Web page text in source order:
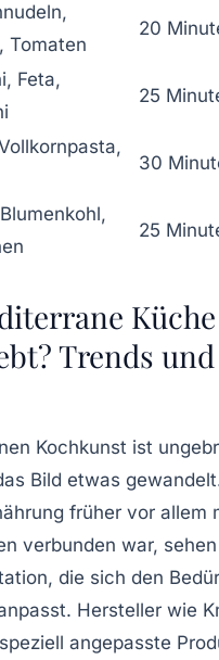
Tomaten
20
Feta,
25
30
25
Küche
Trends und
Kochkunst ist
Bild etwas
früher vor allem
verbunden war,
die sich den
Hersteller wie
angepasste